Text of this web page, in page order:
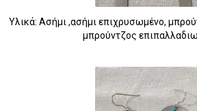
Υλικά: Ασήμι ,ασήμι επιχρυσωμένο,
μπρούντζος